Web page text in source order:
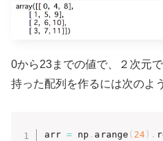
0から23までの値で、２次元
持った配列を作るには次のよ
arr = np . arange ( 24 ) .